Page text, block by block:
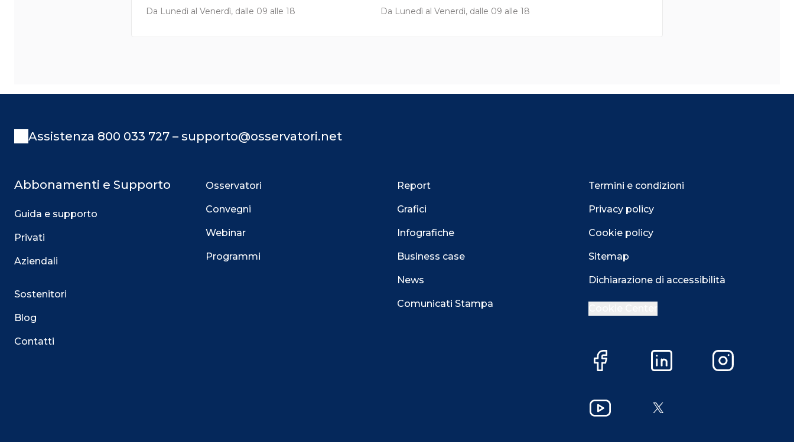
Da Lunedì al Venerdì, dalle 09 alle 18 Da Lunedì al Venerdì, dalle 09 alle 18
Assistenza 800 033 727 – supporto@osservatori.net
Abbonamenti e Supporto
Guida e supporto
Privati
Aziendali
Sostenitori
Blog
Contatti
Osservatori
Convegni
Webinar
Programmi
Report
Grafici
Infografiche
Business case
News
Comunicati Stampa
Termini e condizioni
Privacy policy
Cookie policy
Sitemap
Dichiarazione di accessibilità
Facebook LinkedIn Instagram
YouTube X
Accetta Più opzioni